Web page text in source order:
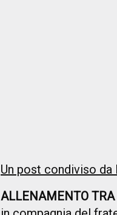
Un post condiviso da
ALLENAMENTO